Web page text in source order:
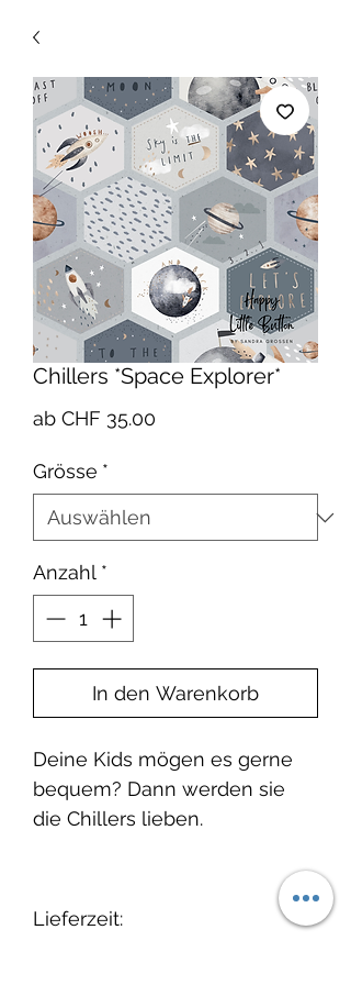
Chillers *Space Explorer*
ab CHF 35.00
Grösse *
Anzahl *
In den Warenkorb
Deine Kids mögen es gerne
bequem? Dann werden sie
die Chillers lieben.
Lieferzeit: